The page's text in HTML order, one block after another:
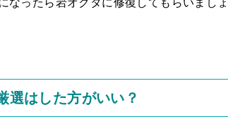
選はした方がいい？